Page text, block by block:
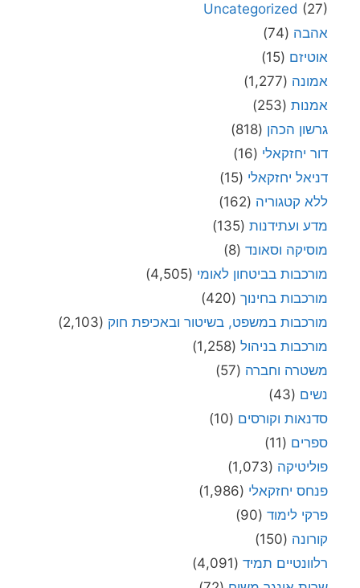
Uncategorized (27)
אהבה (74)
אוטיזם (15)
אמונה (1,277)
אמנות (253)
גרשון הכהן (818)
דור יחזקאלי (16)
דניאל יחזקאלי (15)
ללא קטגוריה (162)
מדע ועתידנות (135)
מוסיקה וסאונד (8)
מורכבות בביטחון לאומי (4,505)
מורכבות בחינוך (420)
מורכבות במשפט, בשיטור ובאכיפת חוק (2,103)
מורכבות בניהול (1,258)
משטרה וחברה (57)
נשים (43)
סדנאות וקורסים (10)
ספרים (11)
פוליטיקה (1,073)
פנחס יחזקאלי (1,986)
פרקי לימוד (90)
קורונה (150)
רלוונטיים תמיד (4,091)